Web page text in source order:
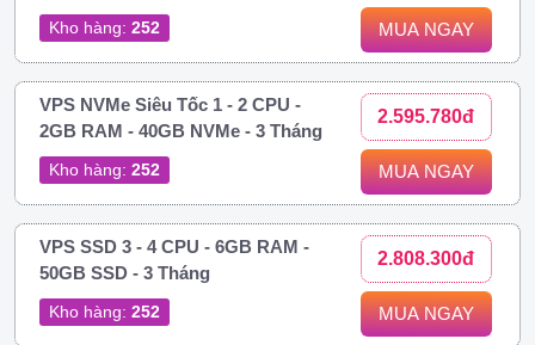
Kho hàng: 252 MUA NGAY
VPS NVMe Siêu Tốc 1 - 2 CPU -
2GB RAM - 40GB NVMe - 3 Tháng
Kho hàng: 252
2.595.780đ
MUA NGAY
VPS SSD 3 - 4 CPU - 6GB RAM -
50GB SSD - 3 Tháng
Kho hàng: 252
2.808.300đ
MUA NGAY